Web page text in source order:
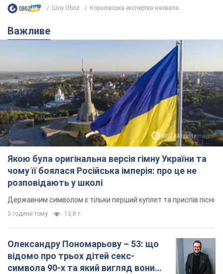
Шоу Oboz Королівська експертка назвала...
Важливе
Якою була оригінальна версія гімну України та
чому її боялася Російська імперія: про це не
розповідають у школі
Державним символом є тільки перший куплет та приспів пісні
3 години тому 13,8 т.
Олександру Пономарьову – 53: що
відомо про трьох дітей секс-
символа 90-х та який вигляд вони